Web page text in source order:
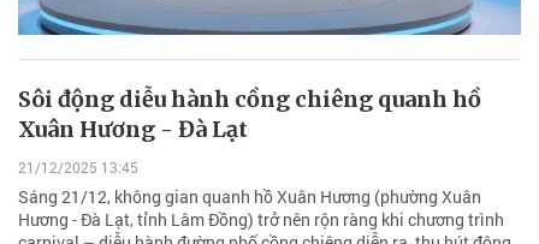
Sôi động diễu hành cồng chiêng quanh hồ
Xuân Hương - Đà Lạt
21/12/2025 13:45
Sáng 21/12, không gian quanh hồ Xuân Hương (phường Xuân
Hương - Đà Lạt, tỉnh Lâm Đồng) trở nên rộn ràng khi chương trình